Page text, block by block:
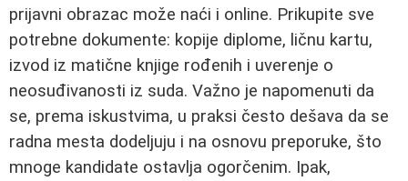
prijavni obrazac može naći i online. Prikupite sve
potrebne dokumente: kopije diplome, ličnu kartu,
izvod iz matične knjige rođenih i uverenje o
neosuđivanosti iz suda. Važno je napomenuti da
se, prema iskustvima, u praksi često dešava da se
radna mesta dodeljuju i na osnovu preporuke, što
mnoge kandidate ostavlja ogorčenim. Ipak,